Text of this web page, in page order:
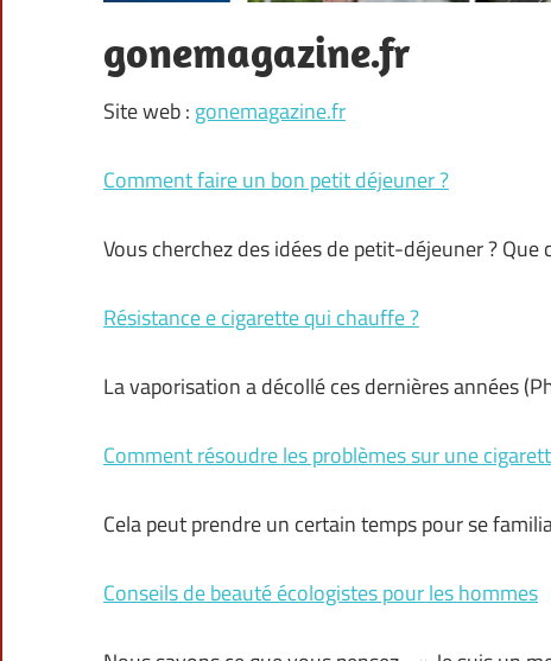
gonemagazine.fr
Site web : gonemagazine.fr
Comment faire un bon petit déjeuner ?
Vous cherchez des idées de petit-déjeuner ?
Résistance e cigarette qui chauffe ?
La vaporisation a décollé ces dernières années
Comment résoudre les problèmes sur une
Cela peut prendre un certain temps pour se
Conseils de beauté écologistes pour les hommes